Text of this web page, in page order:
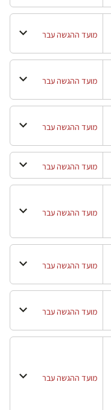
מועד ההגשה עבר
מועד ההגשה עבר
מועד ההגשה עבר
מועד ההגשה עבר
מועד ההגשה עבר
מועד ההגשה עבר
מועד ההגשה עבר
מועד ההגשה עבר